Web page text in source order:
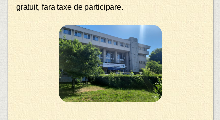
gratuit, fara taxe de participare.